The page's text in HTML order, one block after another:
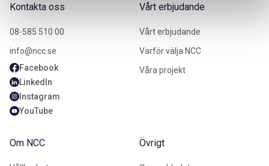
Kontakta oss
08-585 510 00
info@ncc.se
Facebook
LinkedIn
Instagram
YouTube
Vårt erbjudande
Vårt erbjudande
Varför välja NCC
Våra projekt
Om NCC Övrigt